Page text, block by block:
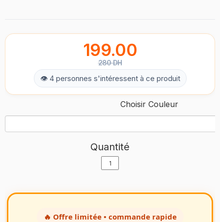
199.00
280 DH
👁 4 personnes s'intéressent à ce produit
Choisir Couleur
Quantité
🔥 Offre limitée • commande rapide